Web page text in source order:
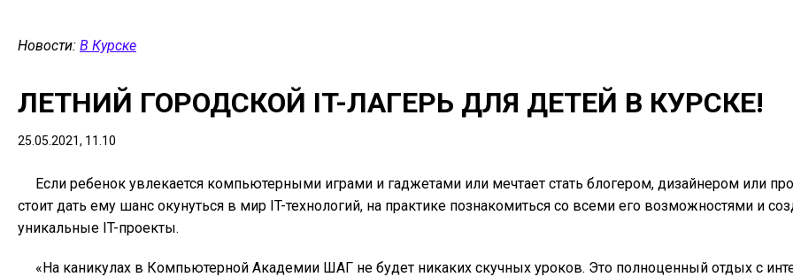
Новости: В Курске
ЛЕТНИЙ ГОРОДСКОЙ IT-ЛАГЕРЬ ДЛЯ ДЕТЕЙ В КУРСКЕ!
25.05.2021, 11.10
Если ребенок увлекается компьютерными играми и гаджетами или мечтает стать блогером, дизайнером или
стоит дать ему шанс окунуться в мир IT-технологий, на практике познакомиться со всеми его возможностями и
уникальные IT-проекты.
«На каникулах в Компьютерной Академии ШАГ не будет никаких скучных уроков. Это полноценный отдых с